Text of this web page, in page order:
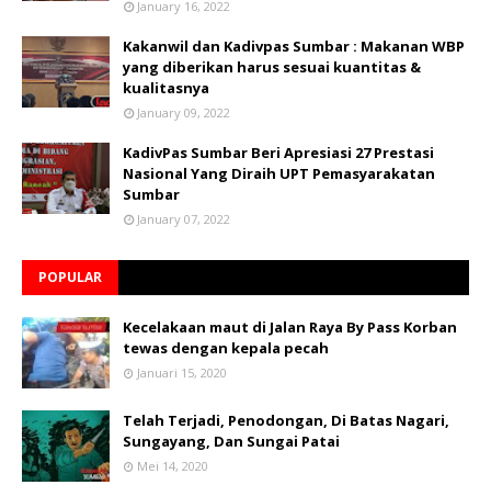
January 16, 2022
Kakanwil dan Kadivpas Sumbar : Makanan WBP
yang diberikan harus sesuai kuantitas &
kualitasnya
January 09, 2022
KadivPas Sumbar Beri Apresiasi 27 Prestasi
Nasional Yang Diraih UPT Pemasyarakatan
Sumbar
January 07, 2022
POPULAR
Kecelakaan maut di Jalan Raya By Pass Korban
tewas dengan kepala pecah
Januari 15, 2020
Telah Terjadi, Penodongan, Di Batas Nagari,
Sungayang, Dan Sungai Patai
Mei 14, 2020